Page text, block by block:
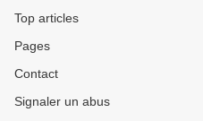
Top articles
Pages
Contact
Signaler un abus